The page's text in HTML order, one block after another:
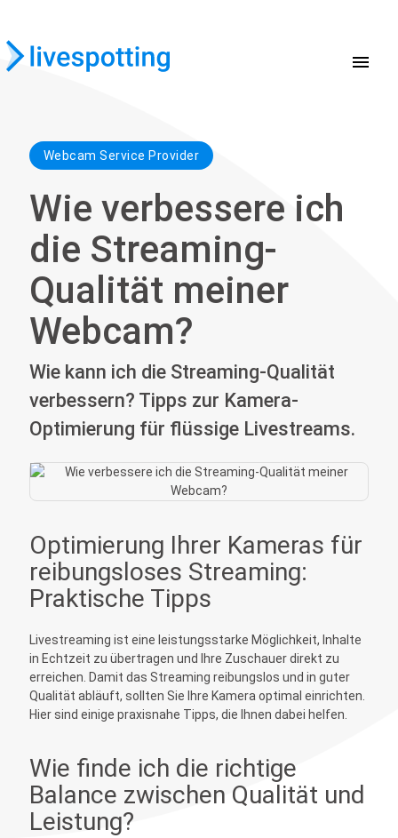
menu
Webcam Service Provider
Wie verbessere ich
die Streaming-
Qualität meiner
Webcam?
Wie kann ich die Streaming-Qualität
verbessern? Tipps zur Kamera-
Optimierung für flüssige Livestreams.
Optimierung Ihrer Kameras für
reibungsloses Streaming:
Praktische Tipps
Livestreaming ist eine leistungsstarke Möglichkeit, Inhalte
in Echtzeit zu übertragen und Ihre Zuschauer direkt zu
erreichen. Damit das Streaming reibungslos und in guter
Qualität abläuft, sollten Sie Ihre Kamera optimal einrichten.
Hier sind einige praxisnahe Tipps, die Ihnen dabei helfen.
Wie finde ich die richtige
Balance zwischen Qualität und
Leistung?